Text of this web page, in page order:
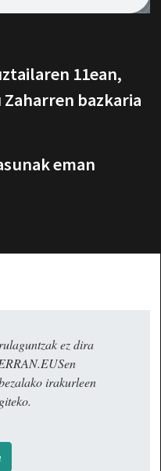
11ean,
bazkaria
eman
ez dira
irakurleen